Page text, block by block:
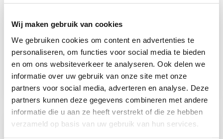
Wij maken gebruik van cookies
We gebruiken cookies om content en advertenties te
personaliseren, om functies voor social media te bieden
en om ons websiteverkeer te analyseren. Ook delen we
informatie over uw gebruik van onze site met onze
partners voor social media, adverteren en analyse. Deze
partners kunnen deze gegevens combineren met andere
informatie die u aan ze heeft verstrekt of die ze hebben
verzameld op basis van uw gebruik van hun services.
Glas of kunststof?
30 juli 2026
Lees meer